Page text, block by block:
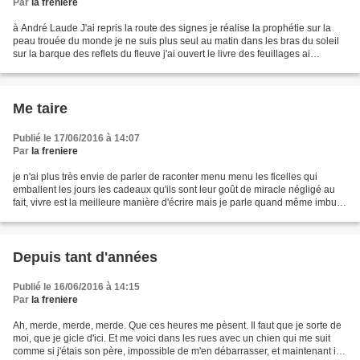
Par la freniere
à André Laude J'ai repris la route des signes je réalise la prophétie sur la
peau trouée du monde je ne suis plus seul au matin dans les bras du soleil
sur la barque des reflets du fleuve j'ai ouvert le livre des feuillages ai
Me taire
Publié le 17/06/2016 à 14:07
Par la freniere
je n'ai plus très envie de parler de raconter menu menu les ficelles qui
emballent les jours les cadeaux qu'ils sont leur goût de miracle négligé au
fait, vivre est la meilleure manière d'écrire mais je parle quand même imbue
Depuis tant d'années
Publié le 16/06/2016 à 14:15
Par la freniere
Ah, merde, merde, merde. Que ces heures me pèsent. Il faut que je sorte de
moi, que je gicle d'ici. Et me voici dans les rues avec un chien qui me suit
comme si j'étais son père, impossible de m'en débarrasser, et maintenant il